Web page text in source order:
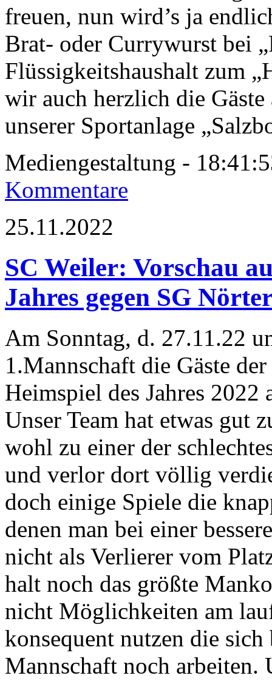
freuen, nun wird’s ja
Brat- oder Currywurst bei
Flüssigkeitshaushalt zum
wir auch herzlich die
unserer Sportanlage
Mediengestaltung -
Kommentare
25.11.2022
SC Weiler: Vorschau
Jahres gegen SG
Am Sonntag, d. 27.11.22
1.Mannschaft die Gäste
Heimspiel des Jahres
Unser Team hat etwas gut
wohl zu einer der
und verlor dort völlig
doch einige Spiele die
denen man bei einer
nicht als Verlierer vom
halt noch das größte
nicht Möglichkeiten am
konsequent nutzen die sich
Mannschaft noch arbeiten.